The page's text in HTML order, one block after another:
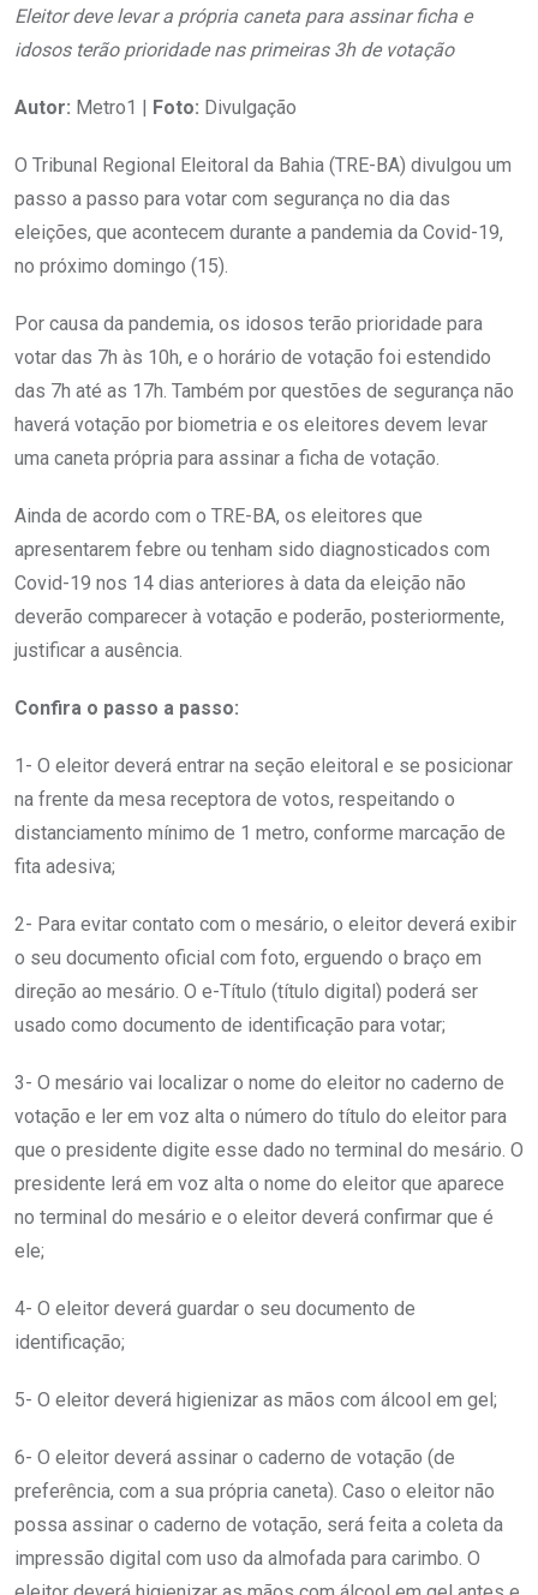
Eleitor deve levar a própria caneta para assinar ficha e
idosos terão prioridade nas primeiras 3h de votação
Autor: Metro1 | Foto: Divulgação
O Tribunal Regional Eleitoral da Bahia (TRE-BA) divulgou um
passo a passo para votar com segurança no dia das
eleições, que acontecem durante a pandemia da Covid-19,
no próximo domingo (15).
Por causa da pandemia, os idosos terão prioridade para
votar das 7h às 10h, e o horário de votação foi estendido
das 7h até as 17h. Também por questões de segurança não
haverá votação por biometria e os eleitores devem levar
uma caneta própria para assinar a ficha de votação.
Ainda de acordo com o TRE-BA, os eleitores que
apresentarem febre ou tenham sido diagnosticados com
Covid-19 nos 14 dias anteriores à data da eleição não
deverão comparecer à votação e poderão, posteriormente,
justificar a ausência.
Confira o passo a passo:
1- O eleitor deverá entrar na seção eleitoral e se posicionar
na frente da mesa receptora de votos, respeitando o
distanciamento mínimo de 1 metro, conforme marcação de
fita adesiva;
2- Para evitar contato com o mesário, o eleitor deverá exibir
o seu documento oficial com foto, erguendo o braço em
direção ao mesário. O e-Título (título digital) poderá ser
usado como documento de identificação para votar;
3- O mesário vai localizar o nome do eleitor no caderno de
votação e ler em voz alta o número do título do eleitor para
que o presidente digite esse dado no terminal do mesário. O
presidente lerá em voz alta o nome do eleitor que aparece
no terminal do mesário e o eleitor deverá confirmar que é
ele;
4- O eleitor deverá guardar o seu documento de
identificação;
5- O eleitor deverá higienizar as mãos com álcool em gel;
6- O eleitor deverá assinar o caderno de votação (de
preferência, com a sua própria caneta). Caso o eleitor não
possa assinar o caderno de votação, será feita a coleta da
impressão digital com uso da almofada para carimbo. O